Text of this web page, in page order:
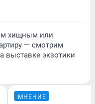
хищным или
— смотрим
выставке экзотики
МНЕНИЕ